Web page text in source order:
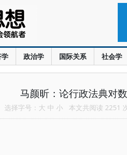
政治学 国际关系 社会学
马颜昕：论行政法典对
选择字号： 大 中 小 本文共阅读 2251